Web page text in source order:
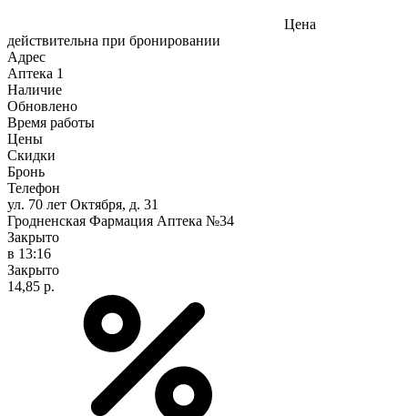
Цена
действительна при бронировании
Адрес
Аптека 1
Наличие
Обновлено
Время работы
Цены
Скидки
Бронь
Телефон
ул. 70 лет Октября, д. 31
Гродненская Фармация Аптека №34
Закрыто
в 13:16
Закрыто
14,85 р.